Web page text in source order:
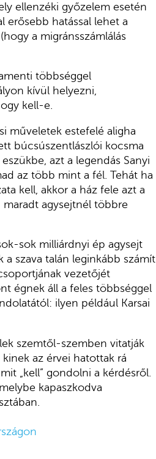
ellenzéki győzelem esetén
erősebb hatással lehet a
a migránsszámlálás
többséggel
kívül helyezni,
kell-e.
műveletek estefelé aligha
búcsúszentlászlói kocsma
azt a legendás Sanyi
az több mint a fél. Tehát ha
kell, akkor a ház fele azt a
agysejtnél többre
sok milliárdnyi ép agysejt
szava talán leginkább számít
vezetőjét
égnek áll a feles többséggel
ilyen például Karsai
szemtől-szemben vitatják
az érvei hatottak rá
„kell” gondolni a kérdésről.
kapaszkodva